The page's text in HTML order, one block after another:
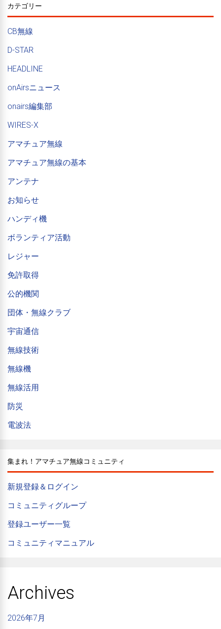
カテゴリー
CB無線
D-STAR
HEADLINE
onAirsニュース
onairs編集部
WIRES-X
アマチュア無線
アマチュア無線の基本
アンテナ
お知らせ
ハンディ機
ボランティア活動
レジャー
免許取得
公的機関
団体・無線クラブ
宇宙通信
無線技術
無線機
無線活用
防災
電波法
集まれ！アマチュア無線コミュニティ
新規登録＆ログイン
コミュニティグループ
登録ユーザー一覧
コミュニティマニュアル
Archives
2026年7月